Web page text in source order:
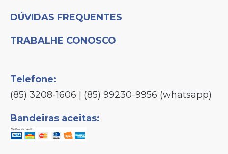
DÚVIDAS FREQUENTES
TRABALHE CONOSCO
Telefone:
(85) 3208-1606 | (85) 99230-9956 (whatsapp)
Bandeiras aceitas: